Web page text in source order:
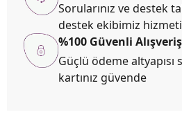
Sorularınız ve destek
destek ekibimiz
%100 Güvenli Alışveriş
Güçlü ödeme altyapısı
kartınız güvende